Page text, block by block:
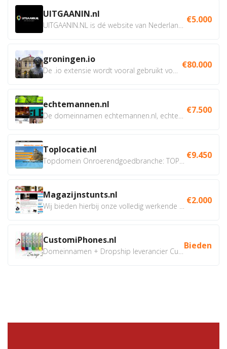
UITGAANIN.nl €5.000
groningen.io €80.000
echtemannen.nl €7.500
Toplocatie.nl €9.450
Magazijnstunts.nl €2.000
CustomiPhones.nl Bieden